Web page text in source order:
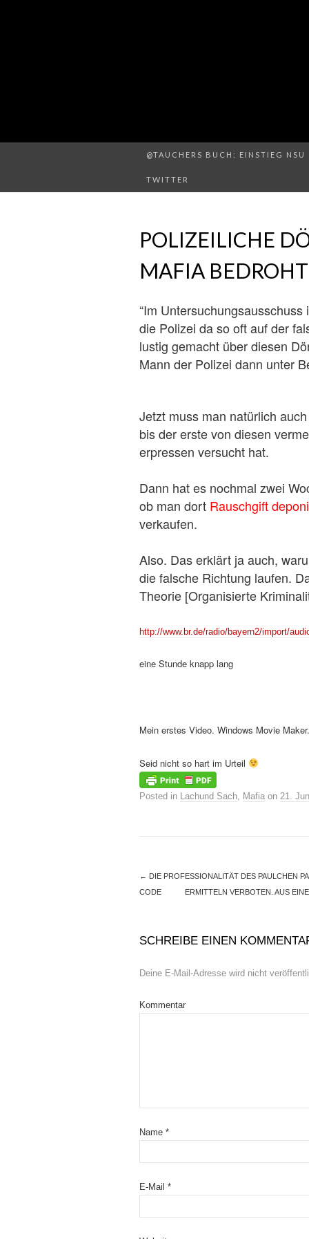
@TAUCHERS BUCH: EINSTIEG
TWITTER
POLIZEILICHE
MAFIA BEDROHT
“Im
die Polizei da so oft auf der
lustig gemacht über diesen
Mann der Polizei dann unter
Jetzt muss man natürlich
bis der erste von diesen
erpressen versucht hat.
Dann hat es nochmal zwei
ob man dort Rauschgift
verkaufen.
Also. Das erklärt ja auch,
die falsche Richtung laufen.
Theorie [Organisierte
http://www.br.de/radio/bayern2/import/
eine Stunde knapp lang
Mein erstes Video. Windows Movie Maker.
Seid nicht so hart im Urteil
Posted in Lachund Sach, Mafia on 21.
← DIE PROFESSIONALITÄT DES PAULCHEN
CODE
ERMITTELN VERBOTEN. AUS
SCHREIBE EINEN
Deine E-Mail-Adresse wird nicht
Kommentar
Name *
E-Mail *